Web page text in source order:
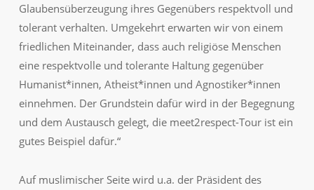
Glaubensüberzeugung ihres Gegenübers respektvoll und
tolerant verhalten. Umgekehrt erwarten wir von einem
friedlichen Miteinander, dass auch religiöse Menschen
eine respektvolle und tolerante Haltung gegenüber
Humanist*innen, Atheist*innen und Agnostiker*innen
einnehmen. Der Grundstein dafür wird in der Begegnung
und dem Austausch gelegt, die meet2respect-Tour ist ein
gutes Beispiel dafür.“
Auf muslimischer Seite wird u.a. der Präsident des